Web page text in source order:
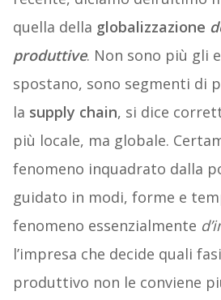
quella della globalizzazione
produttive. Non sono più gli
spostano, sono segmenti di
la supply chain, si dice
più locale, ma globale.
fenomeno inquadrato dalla
guidato in modi, forme e
fenomeno essenzialmente
l’impresa che decide quali
produttivo non le conviene